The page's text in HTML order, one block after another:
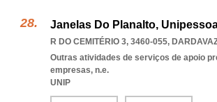
Janelas Do Planalto,
R DO CEMITÉRIO 3, 3460-055,
Outras atividades de serviços de apoio
empresas, n.e.
UNIP